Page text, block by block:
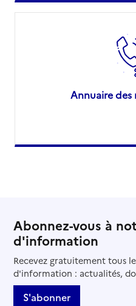
Annuaire des
Abonnez-vous à
d'information
Recevez gratuitement tous
d'information : actualités,
S'abonner